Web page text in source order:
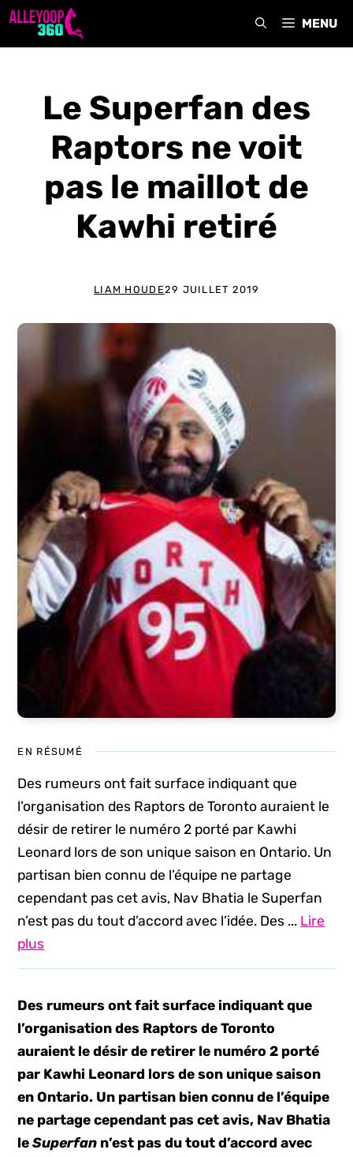
Aller
MENU
Le Superfan des
Raptors ne voit
pas le maillot de
Kawhi retiré
LIAM HOUDE29 JUILLET 2019
EN RÉSUMÉ
Des rumeurs ont fait surface indiquant que
l’organisation des Raptors de Toronto auraient le
désir de retirer le numéro 2 porté par Kawhi
Leonard lors de son unique saison en Ontario. Un
partisan bien connu de l’équipe ne partage
cependant pas cet avis, Nav Bhatia le Superfan
n’est pas du tout d’accord avec l’idée. Des ... Lire
plus
Des rumeurs ont fait surface indiquant que
l’organisation des Raptors de Toronto
auraient le désir de retirer le numéro 2 porté
par Kawhi Leonard lors de son unique saison
en Ontario. Un partisan bien connu de l’équipe
ne partage cependant pas cet avis, Nav Bhatia
leSuperfan n’est pas du tout d’accord avec